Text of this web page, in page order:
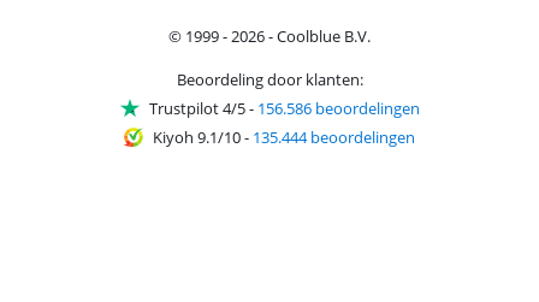
© 1999 - 2026 - Coolblue B.V.
Beoordeling door klanten:
Trustpilot 4/5- 156.586 beoordelingen
Kiyoh 9.1/10- 135.444 beoordelingen